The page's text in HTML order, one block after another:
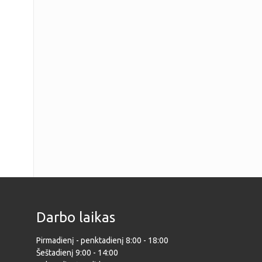
Darbo laikas
Pirmadienį - penktadienį 8:00 - 18:00
Šeštadienį 9:00 - 14:00